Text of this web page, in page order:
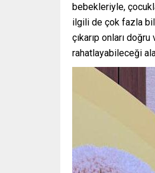
bebekleriyle,
ilgili de çok fazla
çıkarıp onları
rahatlayabileceği